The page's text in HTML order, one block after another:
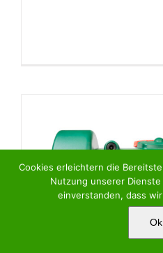
Cookies erleichtern die
Nutzung unserer
einverstanden, dass
Ok